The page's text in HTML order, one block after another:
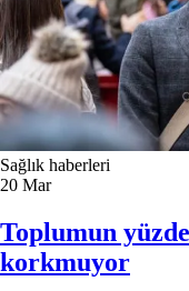
Sağlık haberleri
20 Mar
Toplumun
korkmuyor